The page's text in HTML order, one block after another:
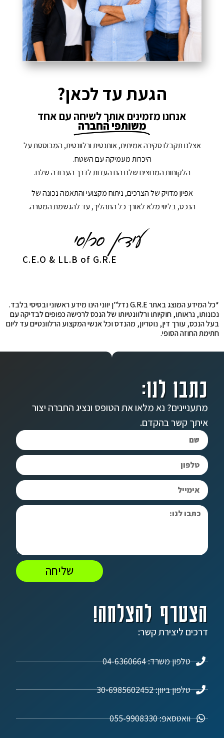
הגעת עד לכאן?
אנחנו מזמינים אותך לשיחה עם אחד
משותפי החברה
אצלנו תקבלו סקירה אמיתית, אותנטית ורלוונטית, המבוססת על
היכרות מעמיקה עם השטח.
הלקוחות המרוצים שלנו הם העדות לדרך העבודה שלנו.
אפיון מדויק של הצרכים, ניתוח מקצועי והתאמה נכונה של
הנכס, בליווי מלא לאורך כל התהליך, עד להגשמת המטרה.
C.E.O & LL.B of G.R.E
*כל המידע המוצג באתר G.R.E נדל"ן יווני הינו מידע ראשוני ובסיסי בלבד.
נכונותו, נראותו, חוקיותו ורלוונטיותו של הנכס לרכישה כפופים לבדיקה עם
בעל הנכס, עורך דין, נוטריון, מהנדס וכל אנשי המקצוע הרלוונטיים עד ליום
חתימת החוזה הסופי.
הצטרף להצלחה!
דרכים ליצירת קשר:
טלפון משרד: 04-6360664
טלפון ביוון: 30-6985602452
וואטסאפ: 055-9908330
כתבו לנו:
מתעניינים? נא מלאו את הטופס ונציג החברה יצור
איתך קשר בהקדם.
שליחה